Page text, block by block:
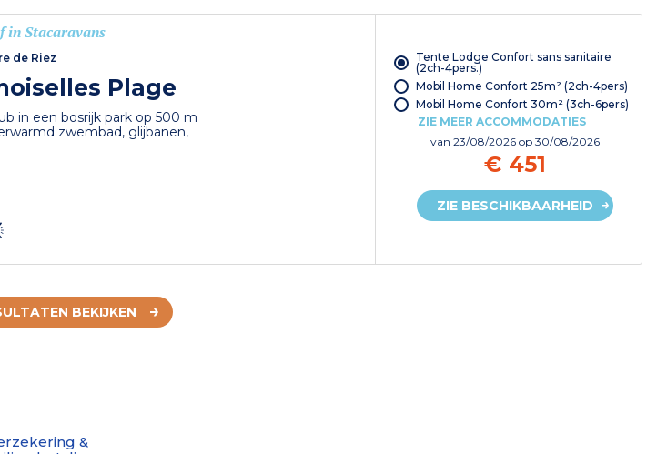
in Stacaravans
de Riez
Plage
in een bosrijk park op 500 m
zwembad, glijbanen,
Tente Lodge Confort sans sanitaire
(2ch-4pers.)
Mobil Home Confort 25m² (2ch-4pers)
Mobil Home Confort 30m² (3ch-6pers)
ZIE MEER ACCOMMODATIES
van 23/08/2026 op 30/08/2026
€ 451
ZIE BESCHIKBAARHEID
BEKIJKEN
&